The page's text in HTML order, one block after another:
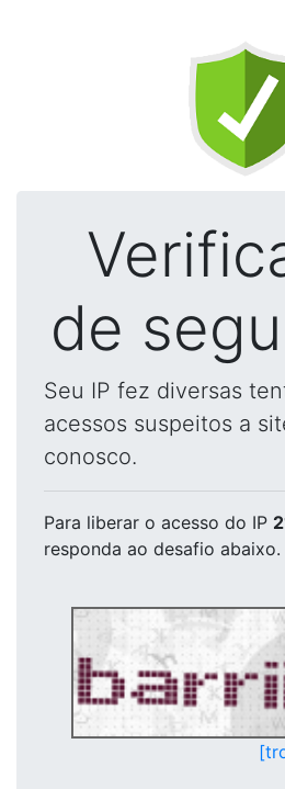
de
Seu IP fez diversas
acessos suspeitos a
conosco.
Para liberar o acesso do IP
responda ao desafio abaixo.